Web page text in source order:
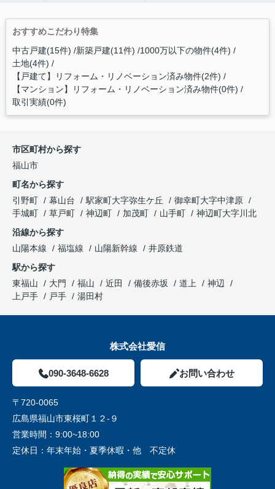
おすすめこだわり特集
中古戸建(15件) 新築戸建(11件) 1000万以下の物件(4件)
土地(4件)
【戸建て】リフォーム・リノベーション済み物件(2件)
【マンション】リフォーム・リノベーション済み物件(0件)
取引実績(0件)
市区町村から探す
福山市
町名から探す
引野町
幕山台 駅家町大字弥生ケ丘
御幸町大字中津原
手城町
草戸町 神辺町 加茂町 山手町
神辺町大字川北
沿線から探す
山陽本線
福塩線 山陽新幹線
井原鉄道
駅から探す
東福山
大門 福山 近田 備後赤坂 道上
神辺
上戸手
戸手 湯田村
株式会社愛信
090-3648-6628 お問い合わせ
〒720-0065
広島県福山市東桜町１２-９
営業時間： 9:00~18:00
定休日： 年末年始・夏季休暇・他 不定休